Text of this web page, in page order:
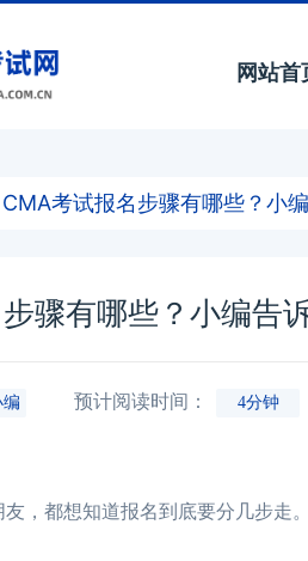
网站首
CMA考试报名步骤有哪些？小
骤有哪些？小编告
预计阅读时间： 4分钟
，都想知道报名到底要分几步走